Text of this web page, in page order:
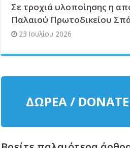
Σε τροχιά υλοποίησης η
Παλαιού Πρωτοδικείου
23 Ιουλίου 2026
ΔΩΡΕΑ / DONATE